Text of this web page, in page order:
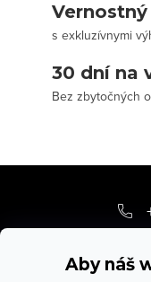
Aby náš
s exkluzívnymi
30 dní na
Bez zbytočných
p